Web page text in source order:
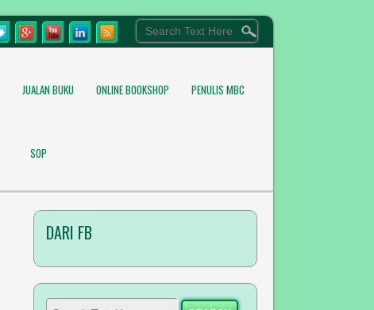
JUALAN BUKU ONLINE BOOKSHOP PENULIS MBC
SOP
DARI FB